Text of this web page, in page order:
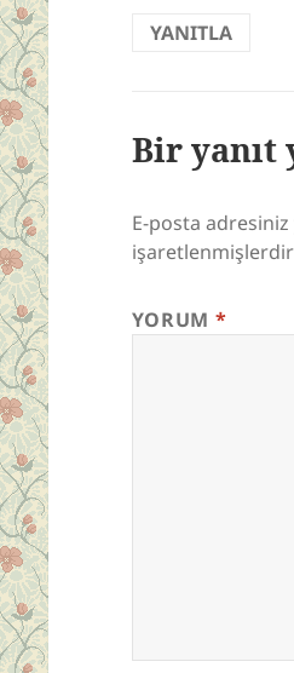
YANITLA
Bir yanıt
E-posta adresiniz
işaretlenmişlerdir
YORUM *